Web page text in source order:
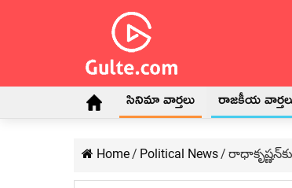
సినిమా వార్తలు రాజకీయ
Home/ Political News/